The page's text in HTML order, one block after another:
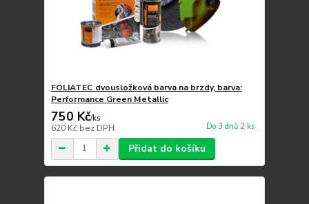
FOLIATEC dvousložková barva na brzdy, barva:
Performance Green Metallic
750 Kč/ks
620 Kč bez DPH Do 3 dnů 2 ks
Přidat do košíku